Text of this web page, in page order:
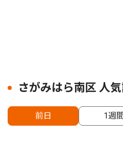
さがみはら南区 人
前日 1週